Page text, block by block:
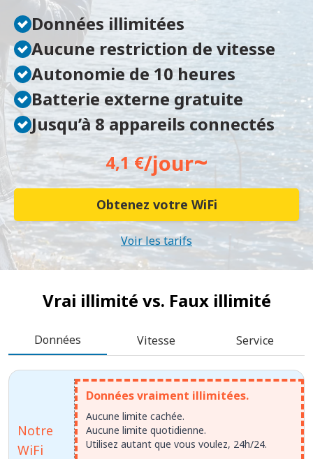
Données illimitées
Aucune restriction de vitesse
Autonomie de 10 heures
Batterie externe gratuite
Jusqu’à 8 appareils connectés
4,1 €/jour~
Obtenez votre WiFi
Voir les tarifs
Vrai illimité vs. Faux illimité
Données Vitesse Service
Notre
WiFi
Données vraiment illimitées.
Aucune limite cachée.
Aucune limite quotidienne.
Utilisez autant que vous voulez, 24h/24.